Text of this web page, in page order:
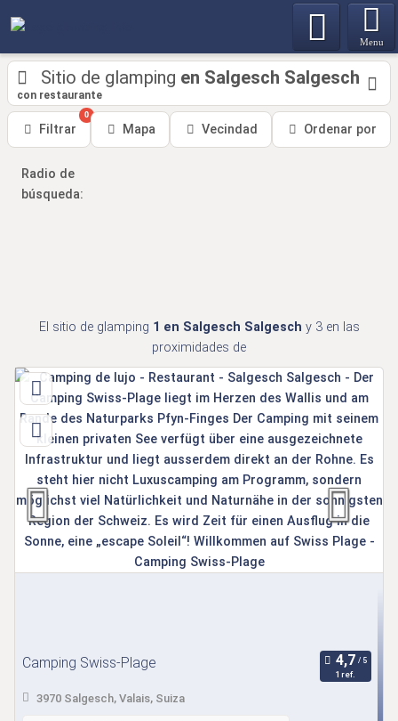
Menu
Sitio de glamping en Salgesch Salgesch
con restaurante
Filtrar
0
Mapa Vecindad Ordenar por
Radio de
búsqueda:
El sitio de glamping 1 en Salgesch Salgesch y 3 en las
proximidades de
Camping Swiss-Plage
1 ref.
3970 Salgesch, Valais, Suiza